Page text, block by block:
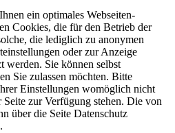
ein optimales Webseiten-
Cookies, die für den Betrieb der
die lediglich zu anonymen
oder zur Anzeige
werden. Sie können selbst
Sie zulassen möchten. Bitte
Einstellungen womöglich nicht
zur Verfügung stehen. Die von
über die Seite Datenschutz